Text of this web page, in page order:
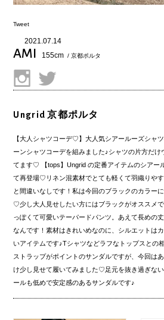
Tweet
2021.07.14
AMI 155cm / 京都ポルタ
Ungrid 京都ポルタ
【大人シャツコーデ♡】大人気シアールーズシャ
ーンシャツコーデを組みました♪シャツの片方だけ
てます♡ 【tops】Ungrid の定番アイテムのシアー
て再登場♡リネン混素材でとても軽くて羽織りや
と間違いなしです！私は今回のブラックのカラー
♡少し大人見せしたい方にはブラックがオススメ
っぽくて可愛いテーパードパンツ。あえて長めの
なんです！素材はきれいめなのに、シルエットは
いアイテムです♪Tシャツなどラフなトップスとの
ストラップがポイントのサンダルですが、今回は
け少し見せて履いてみました♡足元を抜き過ぎな
ールも低めで安定感のあるサンダルです♪